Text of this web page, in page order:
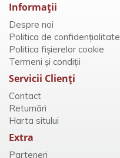
Informaţii
Despre noi
Politica de confidențialitate
Politica fișierelor cookie
Termeni și condiții
Servicii Clienţi
Contact
Returnări
Harta sitului
Extra
Parteneri